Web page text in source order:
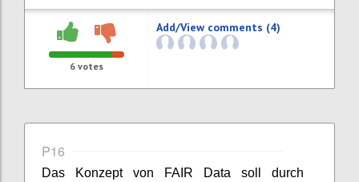
6 votes
Add/View comments (4)
P16
Das Konzept von FAIR Data soll durch